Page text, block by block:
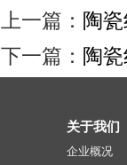
上一篇： 陶
下一篇： 陶
关于我们
企业概况